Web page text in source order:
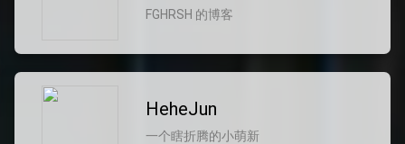
FGHRSH 的博客
HeheJun
一个瞎折腾的小萌新